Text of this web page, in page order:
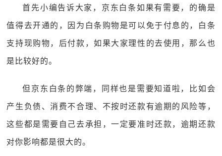
首先小编告诉大家，京东白条如果有需要，的确是
值得去开通的，因为白条购物是可以免于付息的，白条
支持现购物，后付款，如果大家理性的去使用，那么也
是比较好的。
但京东白条的弊端，同样也是需要知道啦，比如会
产生负债、消费不合理、不按时还款有逾期的风险等，
这些都是需要自己去承担，一定要准时还款，逾期还款
对你影响都是很大的。